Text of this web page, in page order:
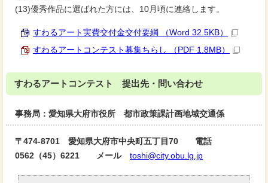
(13)優秀作品に選ばれた方には、10月頃に連絡します。
すわるアート実費交付金交付要綱 （Word 32.5KB）
すわるアートコンテスト募集ちらし （PDF 1.8MB）
すわるアートコンテスト 提出先・問い合わせ
事務局：愛知県大府市役所 都市政策課計画地域交通係
〒474-8701 愛知県大府市中央町五丁目70 電話
0562（45）6221
メール toshi@city.obu.lg.jp